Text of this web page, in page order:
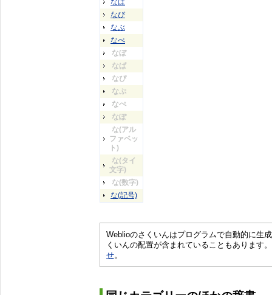
なば
なび
なぶ
なべ
なぼ
なぱ
なぴ
なぷ
なぺ
なぽ
な(アル
ファベッ
ト)
な(タイ
文字)
な(数字)
な(記号)
Weblioのさくいんはプログラムで自動的に生
くいんの配置が含まれていることもあります
せ。